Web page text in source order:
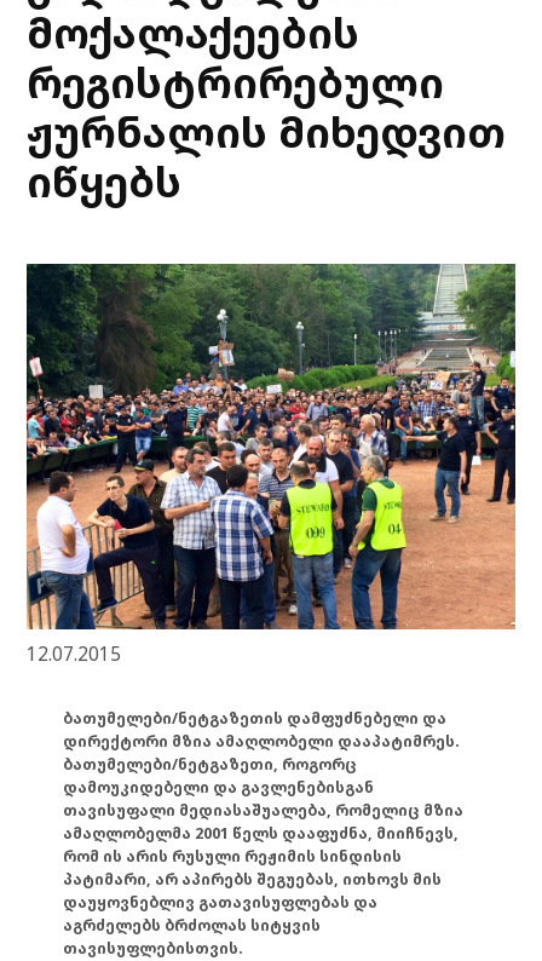
მოქალაქეების
რეგისტრირებული
ჟურნალის მიხედვით
იწყებს
12.07.2015
ბათუმელები/ნეტგაზეთის დამფუძნებელი და
დირექტორი მზია ამაღლობელი დააპატიმრეს.
ბათუმელები/ნეტგაზეთი, როგორც
დამოუკიდებელი და გავლენებისგან
თავისუფალი მედიასაშუალება, რომელიც მზია
ამაღლობელმა 2001 წელს დააფუძნა, მიიჩნევს,
რომ ის არის რუსული რეჟიმის სინდისის
პატიმარი, არ აპირებს შეგუებას, ითხოვს მის
დაუყოვნებლივ გათავისუფლებას და
აგრძელებს ბრძოლას სიტყვის
თავისუფლებისთვის.